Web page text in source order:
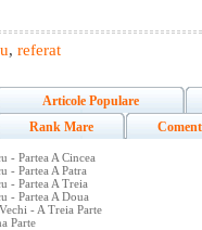
, referat
Articole Populare
Rank Mare
- Partea A Cincea
- Partea A Patra
- Partea A Treia
- Partea A Doua
- A Treia Parte
Parte